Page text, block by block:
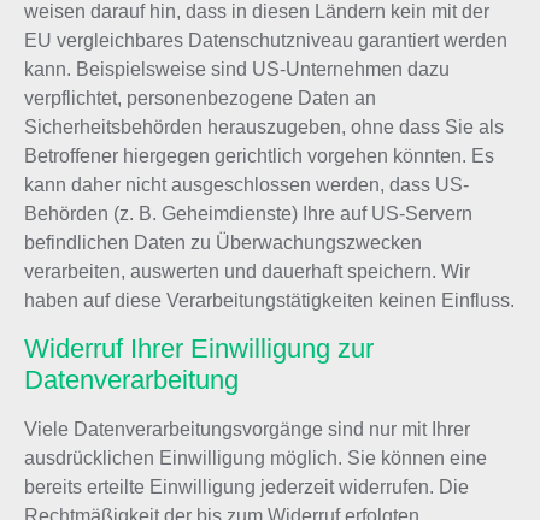
weisen darauf hin, dass in diesen Ländern kein mit der
EU vergleichbares Datenschutzniveau garantiert werden
kann. Beispielsweise sind US-Unternehmen dazu
verpflichtet, personenbezogene Daten an
Sicherheitsbehörden herauszugeben, ohne dass Sie als
Betroffener hiergegen gerichtlich vorgehen könnten. Es
kann daher nicht ausgeschlossen werden, dass US-
Behörden (z. B. Geheimdienste) Ihre auf US-Servern
befindlichen Daten zu Überwachungszwecken
verarbeiten, auswerten und dauerhaft speichern. Wir
haben auf diese Verarbeitungstätigkeiten keinen Einfluss.
Widerruf Ihrer Einwilligung zur
Datenverarbeitung
Viele Datenverarbeitungsvorgänge sind nur mit Ihrer
ausdrücklichen Einwilligung möglich. Sie können eine
bereits erteilte Einwilligung jederzeit widerrufen. Die
Rechtmäßigkeit der bis zum Widerruf erfolgten